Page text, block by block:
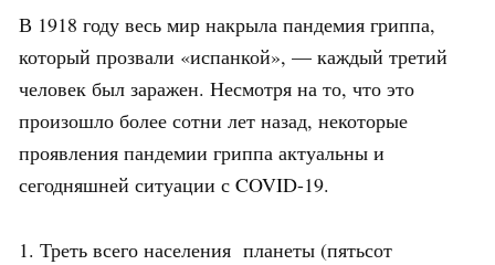
В 1918 году весь мир накрыла пандемия гриппа,
который прозвали «испанкой», — каждый третий
человек был заражен. Несмотря на то, что это
произошло более сотни лет назад, некоторые
проявления пандемии гриппа актуальны и
сегодняшней ситуации с COVID-19.
1. Треть всего населения планеты (пятьсот